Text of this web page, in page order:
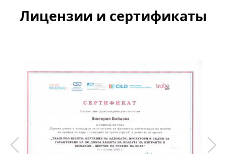
Лицензии и сертификаты